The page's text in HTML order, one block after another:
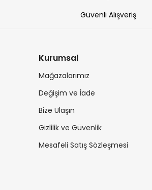
Güvenli Alışveriş
Kurumsal
Mağazalarımız
Değişim ve İade
Bize Ulaşın
Gizlilik ve Güvenlik
Mesafeli Satış Sözleşmesi